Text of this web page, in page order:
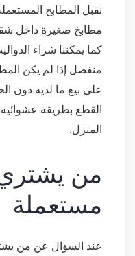
نقبل المطابخ
مطابخ صغيرة داخل
كما يمكننا شراء
منفصل إذا لم يكن
على بيع ما لديه دون
القطع بطريقة
المنزل.
من
مستعملة
عند السؤال عن من